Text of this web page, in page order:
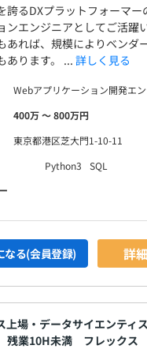
誇るDXプラットフォーマー
ンエンジニアとしてご活躍
あれば、規模によりベンダ
あります。 ... 詳しく見る
Webアプリケーション開発エ
400万 〜 800万円
東京都港区芝大門1-10-11
Python3
SQL
なる(会員登録) 詳
上場・データサイエンティ
残業10H未満 フレックス